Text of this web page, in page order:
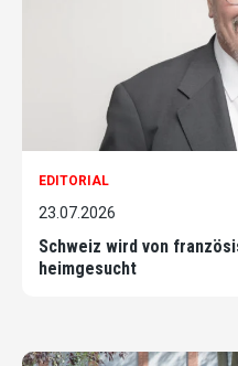
EDITORIAL
23.07.2026
Schweiz wird von
heimgesucht